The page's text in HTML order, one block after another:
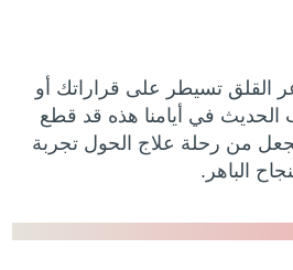
القلق تسيطر على قراراتك أو
الحديث في أيامنا هذه قد قطع
من رحلة علاج الحول تجربة
الباهر.